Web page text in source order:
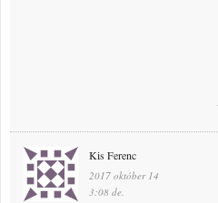
Kis Ferenc
2017 október 14
3:08 de.